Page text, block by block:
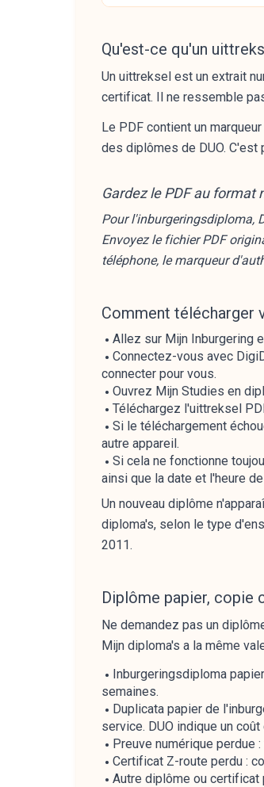
Qu'est-ce qu'un
Un uittreksel est un extrait
certificat. Il ne ressemble
Le PDF contient un
des diplômes de DUO. C'est
Gardez le PDF au format
Pour l'inburgeringsdiploma,
Envoyez le fichier PDF
téléphone, le marqueur
Comment télécharger
Allez sur Mijn Inburgering
Connectez-vous avec
connecter pour vous.
Ouvrez Mijn Studies en
Téléchargez l'uittreksel
Si le téléchargement
autre appareil.
Si cela ne fonctionne
ainsi que la date et l'heure
Un nouveau diplôme
diploma's, selon le type
2011.
Diplôme papier, copie
Ne demandez pas un
Mijn diploma's a la même
Inburgeringsdiploma
semaines.
Duplicata papier de
service. DUO indique un
Preuve numérique perdue
Certificat Z-route perdu :
Autre diplôme ou certificat